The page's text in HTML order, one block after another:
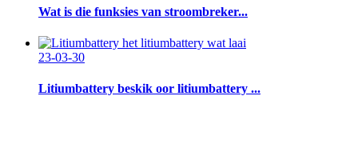
Wat is die funksies van stroombreker...
23-03-30
Litiumbattery beskik oor litiumbattery ...